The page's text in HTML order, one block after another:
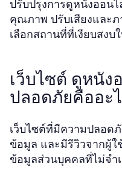
ปรับปรุงการดูหนังออน
คุณภาพ ปรับเสียงและภ
เลือกสถานที่ที่เงียบสงบ
เว็บไซต์ ดูหนั
ปลอดภัยคืออะ
เว็บไซต์ที่มีความปลอด
ข้อมูล และมีรีวิวจากผู้
ข้อมูลส่วนบุคคลที่ไม่จำ